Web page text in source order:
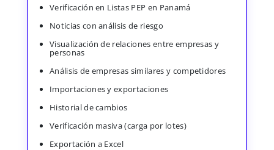
Verificación en Listas PEP en Panamá
Noticias con análisis de riesgo
Visualización de relaciones entre empresas y
personas
Análisis de empresas similares y competidores
Importaciones y exportaciones
Historial de cambios
Verificación masiva (carga por lotes)
Exportación a Excel